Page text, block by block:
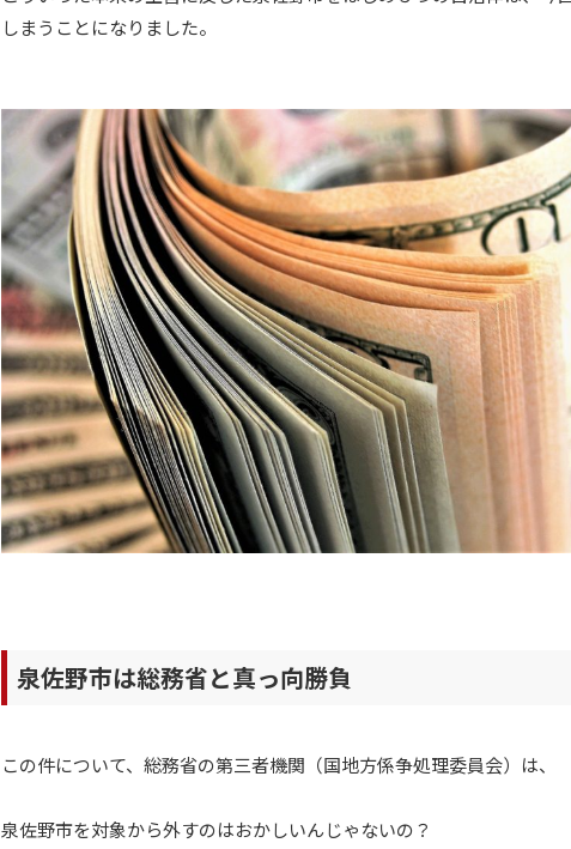
しまうことになりました。
泉佐野市は総務省と真っ向勝負
この件について、総務省の第三者機関（国地方係争処理委員会）は、
泉佐野市を対象から外すのはおかしいんじゃないの？